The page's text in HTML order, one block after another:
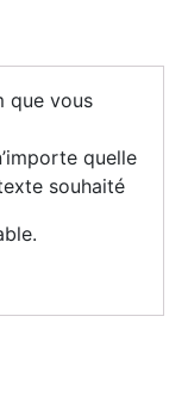
que vous
quelle
souhaité